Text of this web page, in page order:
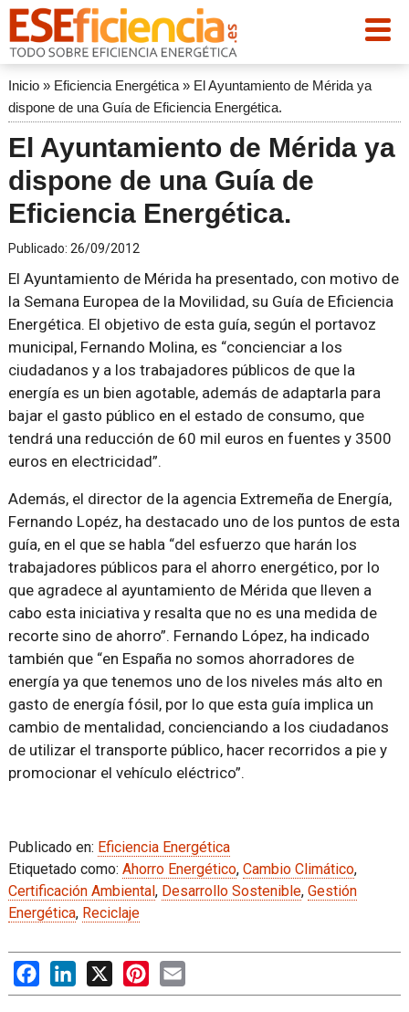
Inicio» Eficiencia Energética» El Ayuntamiento de Mérida ya
dispone de una Guía de Eficiencia Energética.
El Ayuntamiento de Mérida ya
dispone de una Guía de
Eficiencia Energética.
Publicado: 26/09/2012
El Ayuntamiento de Mérida ha presentado, con motivo de
la Semana Europea de la Movilidad, su Guía de Eficiencia
Energética. El objetivo de esta guía, según el portavoz
municipal, Fernando Molina, es “concienciar a los
ciudadanos y a los trabajadores públicos de que la
energía es un bien agotable, además de adaptarla para
bajar el gasto público en el estado de consumo, que
tendrá una reducción de 60 mil euros en fuentes y 3500
euros en electricidad”.
Además, el director de la agencia Extremeña de Energía,
Fernando Lopéz, ha destacado uno de los puntos de esta
guía, en el que se habla “del esfuerzo que harán los
trabajadores públicos para el ahorro energético, por lo
que agradece al ayuntamiento de Mérida que lleven a
cabo esta iniciativa y resalta que no es una medida de
recorte sino de ahorro”. Fernando López, ha indicado
también que “en España no somos ahorradores de
energía ya que tenemos uno de los niveles más alto en
gasto de energía fósil, por lo que esta guía implica un
cambio de mentalidad, concienciando a los ciudadanos
de utilizar el transporte público, hacer recorridos a pie y
promocionar el vehículo eléctrico”.
Publicado en: Eficiencia Energética
Etiquetado como: Ahorro Energético, Cambio Climático,
Certificación Ambiental, Desarrollo Sostenible, Gestión
Energética, Reciclaje
FacebookLinkedIn
X PinterestEmail